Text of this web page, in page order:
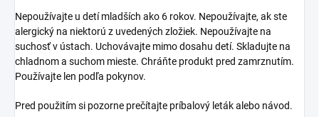
Nepoužívajte u detí mladších ako 6 rokov. Nepoužívajte, ak ste
alergický na niektorú z uvedených zložiek. Nepoužívajte na
suchosť v ústach. Uchovávajte mimo dosahu detí. Skladujte na
chladnom a suchom mieste. Chráňte produkt pred zamrznutím.
Používajte len podľa pokynov.
Pred použitím si pozorne prečítajte príbalový leták alebo návod.